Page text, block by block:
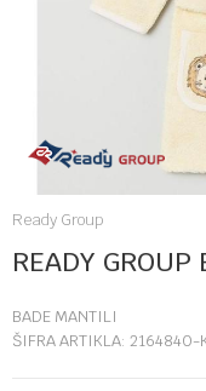
Ready Group
READY
BADE MANTILI
ŠIFRA ARTIKLA: 2164840-